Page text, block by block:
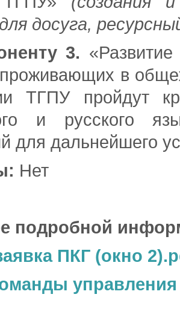
досуга,
3.
в
ТГПУ пройдут
и русского
для дальнейшего
Нет
подробной
ПКГ (окно